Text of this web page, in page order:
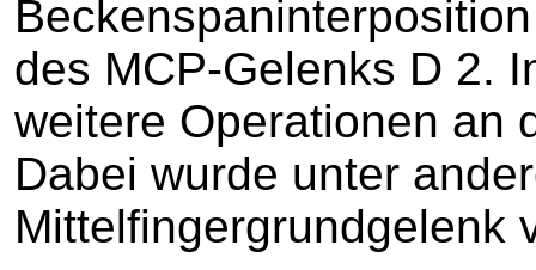
des MCP-Gelenks D 2.
weitere Operationen an
Dabei wurde unter
Mittelfingergrundgelenk